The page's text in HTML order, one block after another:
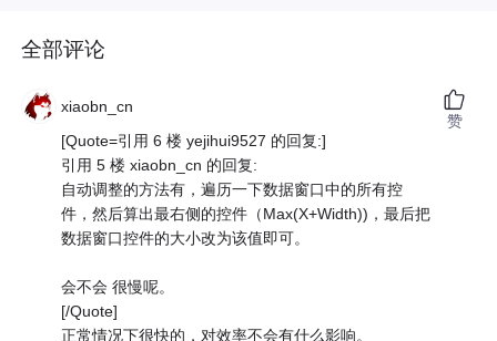
全部评论
xiaobn_cn
[Quote=引用 6 楼 yejihui9527 的回复:]
引用 5 楼 xiaobn_cn 的回复:
自动调整的方法有，遍历一下数据窗口中的所有控
件，然后算出最右侧的控件（Max(X+Width))，最后把
数据窗口控件的大小改为该值即可。
会不会 很慢呢。
[/Quote]
正常情况下很快的，对效率不会有什么影响。
赞